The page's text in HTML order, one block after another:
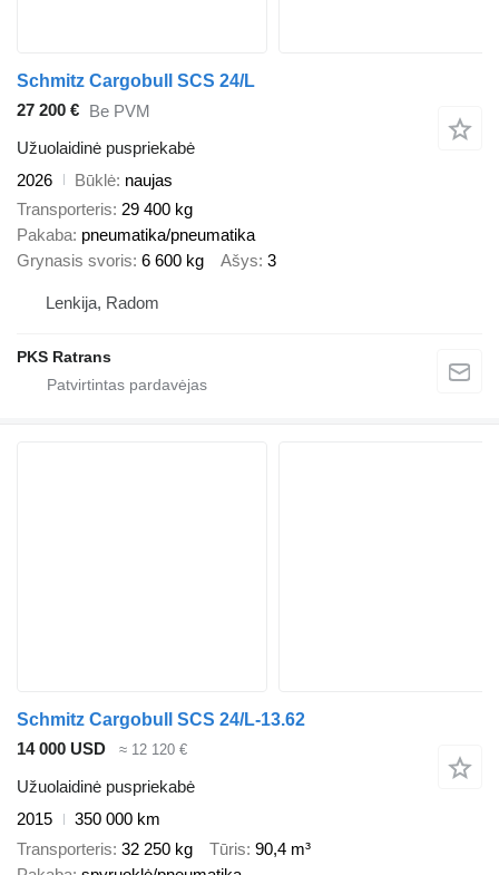
Schmitz Cargobull SCS 24/L
27 200 € Be PVM
Užuolaidinė puspriekabė
2026
Būklė naujas
Transporteris 29 400 kg
Pakaba pneumatika/pneumatika
Grynasis svoris 6 600 kg Ašys 3
Lenkija, Radom
PKS Ratrans
Schmitz Cargobull SCS 24/L-13.62
14 000 USD
≈ 12 120 €
Užuolaidinė puspriekabė
2015
350 000 km
Transporteris 32 250 kg Tūris 90,4 m³